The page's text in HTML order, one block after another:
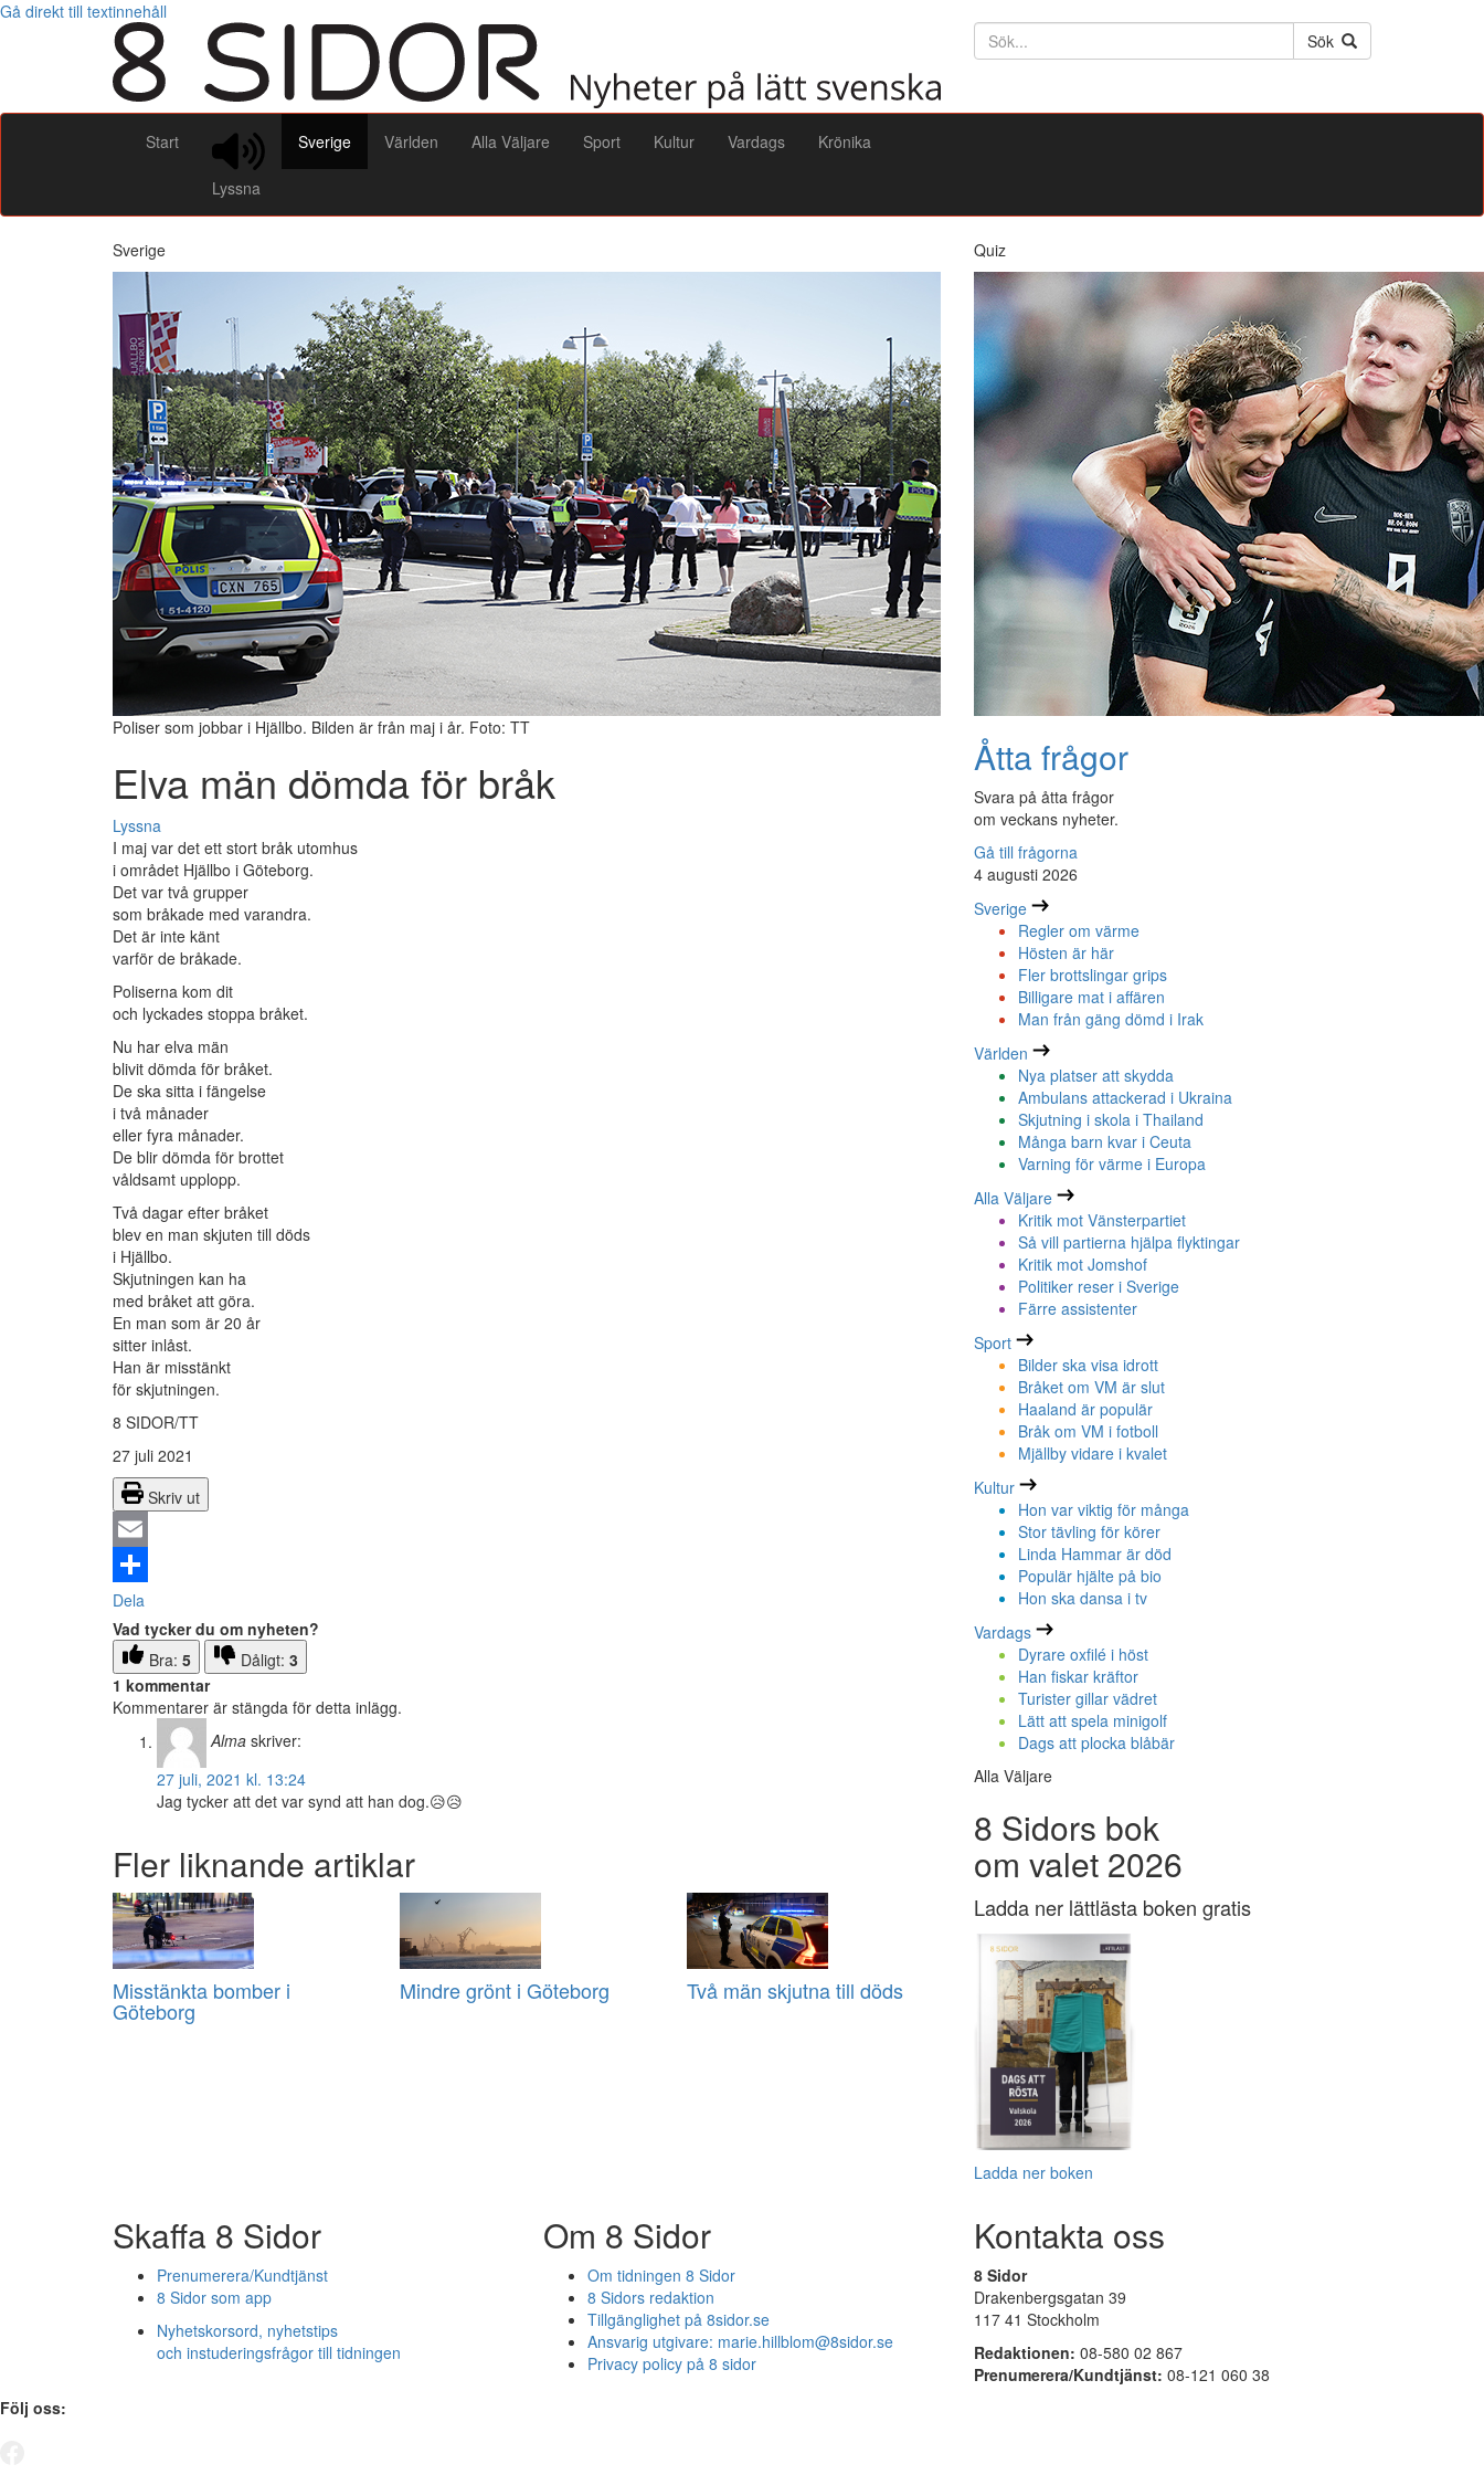
Gå direkt till textinnehåll
Söktext
Sök
Start
Lyssna
Sverige Världen Alla Väljare Sport Kultur Vardags Krönika
Sverige
Poliser som jobbar i Hjällbo. Bilden är från maj i år. Foto: TT
Elva män dömda för bråk
Lyssna
I maj var det ett stort bråk utomhus
i området Hjällbo i Göteborg.
Det var två grupper
som bråkade med varandra.
Det är inte känt
varför de bråkade.
Poliserna kom dit
och lyckades stoppa bråket.
Nu har elva män
blivit dömda för bråket.
De ska sitta i fängelse
i två månader
eller fyra månader.
De blir dömda för brottet
våldsamt upplopp.
Två dagar efter bråket
blev en man skjuten till döds
i Hjällbo.
Skjutningen kan ha
med bråket att göra.
En man som är 20 år
sitter inlåst.
Han är misstänkt
för skjutningen.
8 SIDOR/TT
27 juli 2021
Skriv ut
Email
Dela
Vad tycker du om nyheten?
Bra: 5 Dåligt: 3
1 kommentar
Kommentarer är stängda för detta inlägg.
Alma skriver:
27 juli, 2021 kl. 13:24
Jag tycker att det var synd att han dog.😥😥
Fler liknande artiklar
Misstänkta bomber i
Göteborg
Mindre grönt i Göteborg Två män skjutna till döds
Quiz
Åtta frågor
Svara på åtta frågor
om veckans nyheter.
Gå till frågorna
4 augusti 2026
Sverige
Regler om värme
Hösten är här
Fler brottslingar grips
Billigare mat i affären
Man från gäng dömd i Irak
Världen
Nya platser att skydda
Ambulans attackerad i Ukraina
Skjutning i skola i Thailand
Många barn kvar i Ceuta
Varning för värme i Europa
Alla Väljare
Kritik mot Vänsterpartiet
Så vill partierna hjälpa flyktingar
Kritik mot Jomshof
Politiker reser i Sverige
Färre assistenter
Sport
Bilder ska visa idrott
Bråket om VM är slut
Haaland är populär
Bråk om VM i fotboll
Mjällby vidare i kvalet
Kultur
Hon var viktig för många
Stor tävling för körer
Linda Hammar är död
Populär hjälte på bio
Hon ska dansa i tv
Vardags
Dyrare oxfilé i höst
Han fiskar kräftor
Turister gillar vädret
Lätt att spela minigolf
Dags att plocka blåbär
Alla Väljare
8 Sidors bok
om valet 2026
Ladda ner lättlästa boken gratis
Ladda ner boken
Skaffa 8 Sidor
Prenumerera/Kundtjänst
8 Sidor som app
Nyhetskorsord, nyhetstips
och instuderingsfrågor till tidningen
Om 8 Sidor
Om tidningen 8 Sidor
8 Sidors redaktion
Tillgänglighet på 8sidor.se
Ansvarig utgivare: marie.hillblom@8sidor.se
Privacy policy på 8 sidor
Kontakta oss
8 Sidor
Drakenbergsgatan 39
117 41 Stockholm
Redaktionen: 08-580 02 867
Prenumerera/Kundtjänst: 08-121 060 38
Följ oss: